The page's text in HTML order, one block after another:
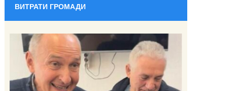
ВИТРАТИ ГРОМАДИ